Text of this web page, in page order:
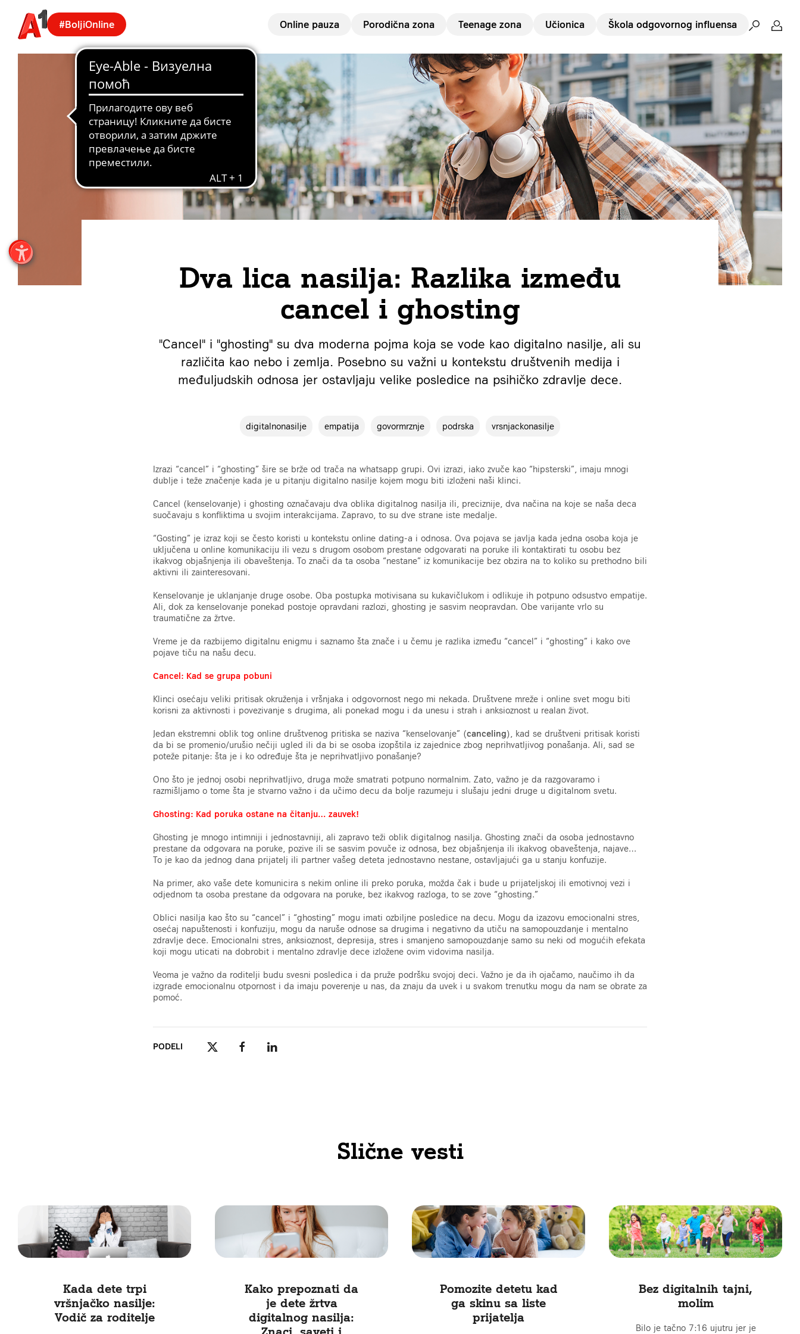
#BoljiOnline Online pauza Porodična zona Teenage zona Učionica Škola odgovornog influensa
Dva lica nasilja: Razlika između
cancel i ghosting
"Cancel" i "ghosting" su dva moderna pojma koja se vode kao digitalno nasilje, ali su
različita kao nebo i zemlja. Posebno su važni u kontekstu društvenih medija i
međuljudskih odnosa jer ostavljaju velike posledice na psihičko zdravlje dece.
digitalnonasilje empatija govormrznje podrska vrsnjackonasilje
Izrazi “cancel” i “ghosting” šire se brže od trača na whatsapp grupi. Ovi izrazi, iako zvuče kao “hipsterski”, imaju mnogi
dublje i teže značenje kada je u pitanju digitalno nasilje kojem mogu biti izloženi naši klinci.
Cancel (kenselovanje) i ghosting označavaju dva oblika digitalnog nasilja ili, preciznije, dva načina na koje se naša deca
suočavaju s konfliktima u svojim interakcijama. Zapravo, to su dve strane iste medalje.
“Gosting” je izraz koji se često koristi u kontekstu online dating-a i odnosa. Ova pojava se javlja kada jedna osoba koja je
uključena u online komunikaciju ili vezu s drugom osobom prestane odgovarati na poruke ili kontaktirati tu osobu bez
ikakvog objašnjenja ili obaveštenja. To znači da ta osoba “nestane” iz komunikacije bez obzira na to koliko su prethodno bili
aktivni ili zainteresovani.
Kenselovanje je uklanjanje druge osobe. Oba postupka motivisana su kukavičlukom i odlikuje ih potpuno odsustvo empatije.
Ali, dok za kenselovanje ponekad postoje opravdani razlozi, ghosting je sasvim neopravdan. Obe varijante vrlo su
traumatične za žrtve.
Vreme je da razbijemo digitalnu enigmu i saznamo šta znače i u čemu je razlika između “cancel” i “ghosting” i kako ove
pojave tiču na našu decu.
Cancel: Kad se grupa pobuni
Klinci osećaju veliki pritisak okruženja i vršnjaka i odgovornost nego mi nekada. Društvene mreže i online svet mogu biti
korisni za aktivnosti i povezivanje s drugima, ali ponekad mogu i da unesu i strah i anksioznost u realan život.
Jedan ekstremni oblik tog online društvenog pritiska se naziva “kenselovanje” (canceling), kad se društveni pritisak koristi
da bi se promenio/urušio nečiji ugled ili da bi se osoba izopštila iz zajednice zbog neprihvatljivog ponašanja. Ali, sad se
poteže pitanje: šta je i ko određuje šta je neprihvatljivo ponašanje?
Ono što je jednoj osobi neprihvatljivo, druga može smatrati potpuno normalnim. Zato, važno je da razgovaramo i
razmišljamo o tome šta je stvarno važno i da učimo decu da bolje razumeju i slušaju jedni druge u digitalnom svetu.
Ghosting: Kad poruka ostane na čitanju… zauvek!
Ghosting je mnogo intimniji i jednostavniji, ali zapravo teži oblik digitalnog nasilja. Ghosting znači da osoba jednostavno
prestane da odgovara na poruke, pozive ili se sasvim povuče iz odnosa, bez objašnjenja ili ikakvog obaveštenja, najave…
To je kao da jednog dana prijatelj ili partner vašeg deteta jednostavno nestane, ostavljajući ga u stanju konfuzije.
Na primer, ako vaše dete komunicira s nekim online ili preko poruka, možda čak i bude u prijateljskoj ili emotivnoj vezi i
odjednom ta osoba prestane da odgovara na poruke, bez ikakvog razloga, to se zove “ghosting.”
Oblici nasilja kao što su “cancel” i “ghosting” mogu imati ozbiljne posledice na decu. Mogu da izazovu emocionalni stres,
osećaj napuštenosti i konfuziju, mogu da naruše odnose sa drugima i negativno da utiču na samopouzdanje i mentalno
zdravlje dece. Emocionalni stres, anksioznost, depresija, stres i smanjeno samopouzdanje samo su neki od mogućih efekata
koji mogu uticati na dobrobit i mentalno zdravlje dece izložene ovim vidovima nasilja.
Veoma je važno da roditelji budu svesni posledica i da pruže podršku svojoj deci. Važno je da ih ojačamo, naučimo ih da
izgrade emocionalnu otpornost i da imaju poverenje u nas, da znaju da uvek i u svakom trenutku mogu da nam se obrate za
pomoć.
PODELI
Slične vesti
Kada dete trpi
vršnjačko nasilje:
Vodič za roditelje
Kako prepoznati da
je dete žrtva
digitalnog nasilja:
Pomozite detetu kad
ga skinu sa liste
prijatelja
Bez digitalnih tajni,
molim
Bilo je tačno 7:16 ujutru jer je